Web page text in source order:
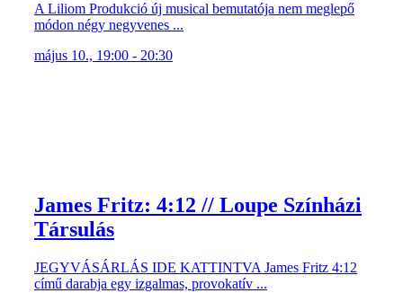
A Liliom Produkció új musical bemutatója nem meglepő
módon négy negyvenes ...
május 10., 19:00 - 20:30
James Fritz: 4:12 // Loupe Színházi
Társulás
JEGYVÁSÁRLÁS IDE KATTINTVA James Fritz 4:12
című darabja egy izgalmas, provokatív ...